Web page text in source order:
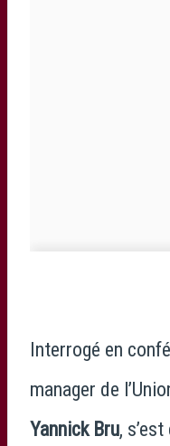
Interrogé en
manager de
Yannick Bru,